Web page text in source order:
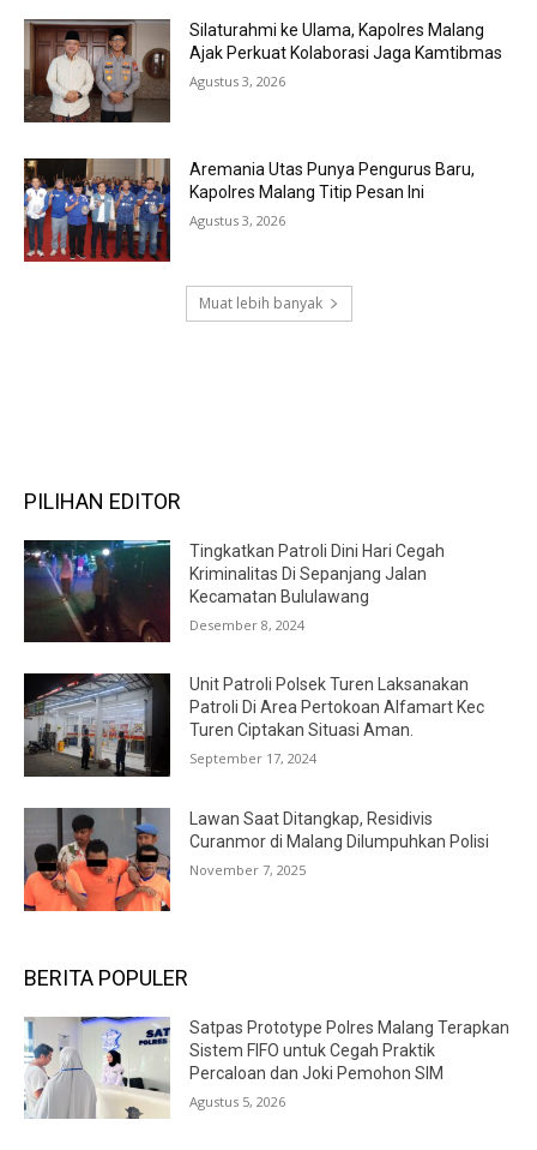
Silaturahmi ke Ulama, Kapolres Malang
Ajak Perkuat Kolaborasi Jaga Kamtibmas
Agustus 3, 2026
Aremania Utas Punya Pengurus Baru,
Kapolres Malang Titip Pesan Ini
Agustus 3, 2026
Muat lebih banyak
PILIHAN EDITOR
Tingkatkan Patroli Dini Hari Cegah
Kriminalitas Di Sepanjang Jalan
Kecamatan Bululawang
Desember 8, 2024
Unit Patroli Polsek Turen Laksanakan
Patroli Di Area Pertokoan Alfamart Kec
Turen Ciptakan Situasi Aman.
September 17, 2024
Lawan Saat Ditangkap, Residivis
Curanmor di Malang Dilumpuhkan Polisi
November 7, 2025
BERITA POPULER
Satpas Prototype Polres Malang Terapkan
Sistem FIFO untuk Cegah Praktik
Percaloan dan Joki Pemohon SIM
Agustus 5, 2026